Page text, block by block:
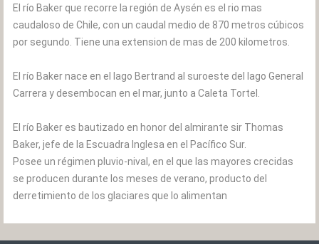
El río Baker que recorre la región de Aysén es el rio mas
caudaloso de Chile, con un caudal medio de 870 metros cúbicos
por segundo. Tiene una extension de mas de 200 kilometros.
El río Baker nace en el lago Bertrand al suroeste del lago General
Carrera y desembocan en el mar, junto a Caleta Tortel.
El río Baker es bautizado en honor del almirante sir Thomas
Baker, jefe de la Escuadra Inglesa en el Pacífico Sur.
Posee un régimen pluvio-nival, en el que las mayores crecidas
se producen durante los meses de verano, producto del
derretimiento de los glaciares que lo alimentan